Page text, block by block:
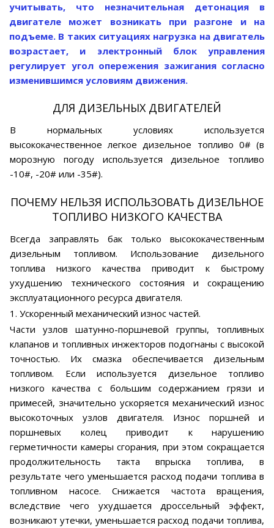
учитывать, что незначительная детонация в
двигателе может возникать при разгоне и на
подъеме. В таких ситуациях нагрузка на двигатель
возрастает, и электронный блок управления
регулирует угол опережения зажигания согласно
изменившимся условиям движения.
ДЛЯ ДИЗЕЛЬНЫХ ДВИГАТЕЛЕЙ
В нормальных условиях используется
высококачественное легкое дизельное топливо 0# (в
морозную погоду используется дизельное топливо
-10#, -20# или -35#).
ПОЧЕМУ НЕЛЬЗЯ ИСПОЛЬЗОВАТЬ ДИЗЕЛЬНОЕ
ТОПЛИВО НИЗКОГО КАЧЕСТВА
Всегда заправлять бак только высококачественным
дизельным топливом. Использование дизельного
топлива низкого качества приводит к быстрому
ухудшению технического состояния и сокращению
эксплуатационного ресурса двигателя.
1. Ускоренный механический износ частей.
Части узлов шатунно-поршневой группы, топливных
клапанов и топливных инжекторов подогнаны с высокой
точностью. Их смазка обеспечивается дизельным
топливом. Если используется дизельное топливо
низкого качества с большим содержанием грязи и
примесей, значительно ускоряется механический износ
высокоточных узлов двигателя. Износ поршней и
поршневых колец приводит к нарушению
герметичности камеры сгорания, при этом сокращается
продолжительность такта впрыска топлива, в
результате чего уменьшается расход подачи топлива в
топливном насосе. Снижается частота вращения,
вследствие чего ухудшается дроссельный эффект,
возникают утечки, уменьшается расход подачи топлива,